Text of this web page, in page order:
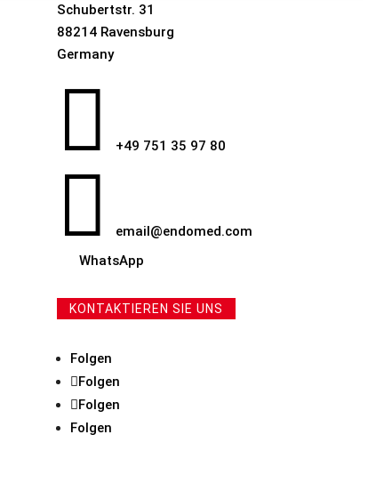
Schubertstr. 31
88214 Ravensburg
Germany
 +49 751 35 97 80

email@endomed.com
WhatsApp
KONTAKTIEREN SIE UNS
Folgen
Folgen
Folgen
Folgen